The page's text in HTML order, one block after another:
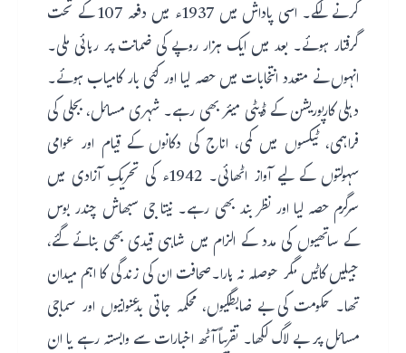
کرنے لگے۔ اسی پاداش میں 1937ء میں دفعہ 107 کے تحت
گرفتار ہوئے۔ بعد میں ایک ہزار روپے کی ضمانت پر رہائی ملی۔
انہوں نے متعدد انتخابات میں حصہ لیا اور کئی بار کامیاب ہوئے۔
دہلی کارپوریشن کے ڈپٹی میئر بھی رہے۔ شہری مسائل، بجلی کی
فراہمی، ٹیکسوں میں کمی، اناج کی دکانوں کے قیام اور عوامی
سہولتوں کے لیے آواز اٹھائی۔ 1942ء کی تحریکِ آزادی میں
سرگرم حصہ لیا اور نظر بند بھی رہے۔ نیتا جی سبھاش چندر بوس
کے ساتھیوں کی مدد کے الزام میں شاہی قیدی بھی بنائے گئے،
جیلیں کاٹیں مگر حوصلہ نہ ہارا۔صحافت ان کی زندگی کا اہم میدان
تھا۔ حکومت کی بے ضابطگیوں، محکمہ جاتی بدعنوانیوں اور سماجی
مسائل پر بے لاگ لکھا۔ تقریباً آٹھ اخبارات سے وابستہ رہے یا ان